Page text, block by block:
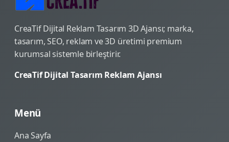
CreaTif Dijital Reklam Tasarım 3D Ajansı; marka,
tasarım, SEO, reklam ve 3D üretimi premium
kurumsal sistemle birleştirir.
CreaTif Dijital Tasarım Reklam Ajansı
Menü
Ana Sayfa